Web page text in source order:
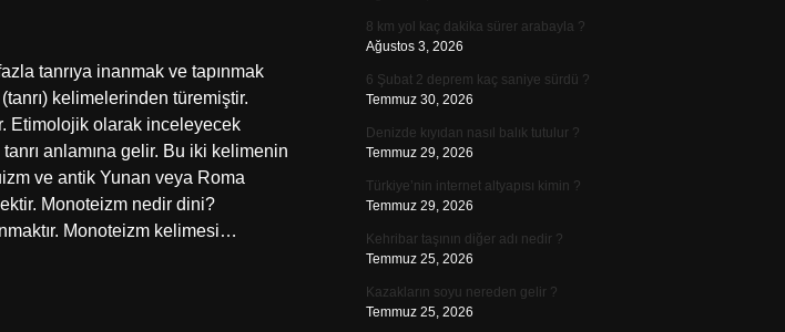
tanrıya inanmak ve tapınmak
kelimelerinden türemiştir.
Etimolojik olarak inceleyecek
anlamına gelir. Bu iki kelimenin
ve antik Yunan veya Roma
Monoteizm nedir dini?
Monoteizm kelimesi…
8 km yol kaç dakika sürer arabayla ?
Ağustos 3, 2026
6 Şubat 2 deprem kaç saniye sürdü ?
Temmuz 30, 2026
Denizde kıyıdan nasıl balık tutulur ?
Temmuz 29, 2026
Türkiye’nin internet altyapısı kimin ?
Temmuz 29, 2026
Kehribar taşının diğer adı nedir ?
Temmuz 25, 2026
Kazakların soyu nereden gelir ?
Temmuz 25, 2026